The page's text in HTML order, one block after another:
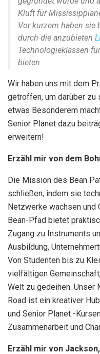
Kluft für
Vor kurzem haben sie
durch die anzubieten
Technologieklassen
bieten.
Wir haben uns mit dem
getroffen, um darüber zu
etwas Besonderem
Senior Planet dazu
erweitern!
Erzähl mir von dem
Die Mission des Bean
schließen, indem sie
Netzwerke wachsen und
Bean-Pfad bietet
Zugang zu Instruments
Ausbildung,
Von Studenten bis zu
vielfältigen
Welt zu gedeihen. Unser
Road ist ein kreativer
und Senior Planet -
Zusammenarbeit und
Erzähl mir von